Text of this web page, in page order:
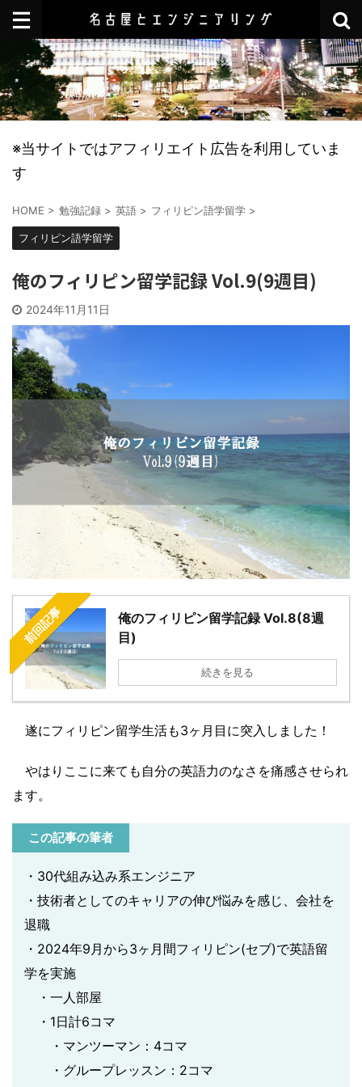
※当サイトではアフィリエイト広告を利用していま
す
HOME > 勉強記録 > 英語 > フィリピン語学留学 >
フィリピン語学留学
俺のフィリピン留学記録 Vol.9(9週目)
2024年11月11日
前回記事
俺のフィリピン留学記録 Vol.8(8週
目)
続きを見る
遂にフィリピン留学生活も3ヶ月目に突入しました！
やはりここに来ても自分の英語力のなさを痛感させられ
ます。
この記事の筆者
・30代組み込み系エンジニア
・技術者としてのキャリアの伸び悩みを感じ、会社を
退職
・2024年9月から3ヶ月間フィリピン(セブ)で英語留
学を実施
・一人部屋
・1日計6コマ
・マンツーマン：4コマ
・グループレッスン：2コマ